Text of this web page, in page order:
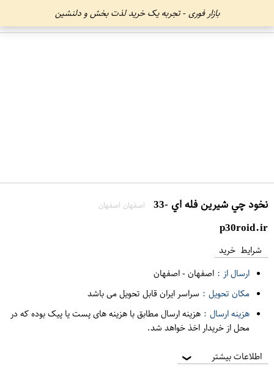
بازار فوری - تجربه یک خرید لذت بخش و دلنشین
نخود چي شيرين فله اي -33 اصفهان اصفهان
p30roid.ir
شرایط خرید
ارسال از : اصفهان-اصفهان
مکان تحویل : سراسر ایران قابل تحویل می باشد
هزینه ارسال : هزینه ارسال مطابق با هزینه های پست یا پیک بوده که در
محل از خریدار اخذ خواهد شد.
اطلاعات بیشتر ❯